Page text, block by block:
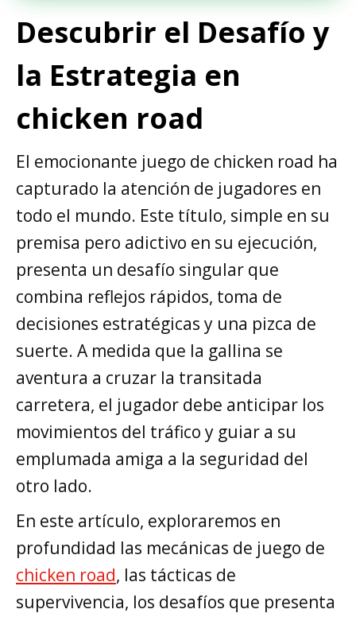
Descubrir el Desafío y
la Estrategia en
chicken road
El emocionante juego de chicken road ha
capturado la atención de jugadores en
todo el mundo. Este título, simple en su
premisa pero adictivo en su ejecución,
presenta un desafío singular que
combina reflejos rápidos, toma de
decisiones estratégicas y una pizca de
suerte. A medida que la gallina se
aventura a cruzar la transitada
carretera, el jugador debe anticipar los
movimientos del tráfico y guiar a su
emplumada amiga a la seguridad del
otro lado.
En este artículo, exploraremos en
profundidad las mecánicas de juego de
chicken road, las tácticas de
supervivencia, los desafíos que presenta